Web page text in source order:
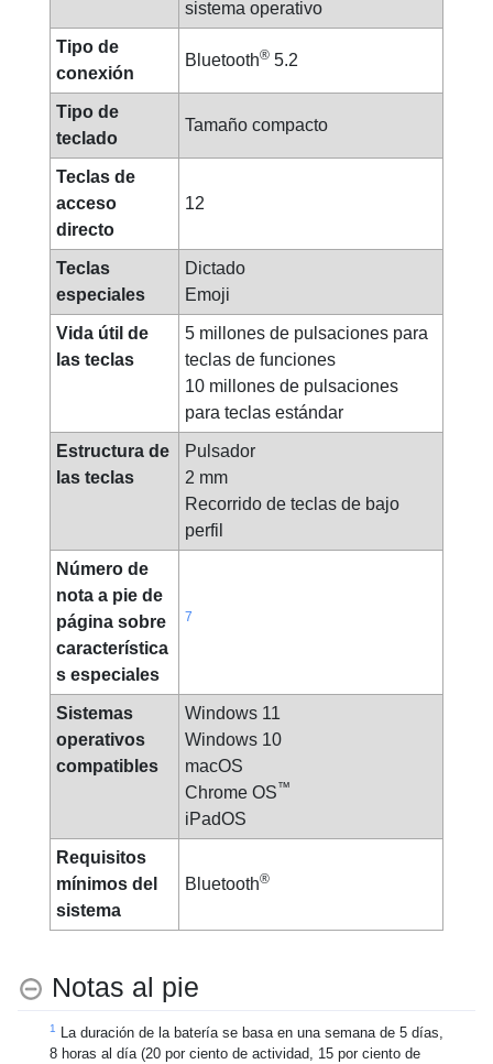
sistema operativo
Tipo de
conexión
Bluetooth® 5.2
Tipo de
teclado
Tamaño compacto
Teclas de
acceso
directo
12
Teclas
especiales
Dictado
Emoji
Vida útil de
las teclas
5 millones de pulsaciones para
teclas de funciones
10 millones de pulsaciones
para teclas estándar
Estructura de
las teclas
Pulsador
2 mm
Recorrido de teclas de bajo
perfil
Número de
nota a pie de
página sobre
característica
s especiales
7
Sistemas
operativos
compatibles
Windows 11
Windows 10
macOS
Chrome OS™
iPadOS
Requisitos
mínimos del
sistema
Bluetooth®
Notas al pie
1
La duración de la batería se basa en una semana de 5 días,
8 horas al día (20 por ciento de actividad, 15 por ciento de